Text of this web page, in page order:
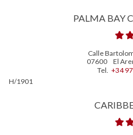
PALMA BAY
Calle
07600
El
Tel. +34
H/1901